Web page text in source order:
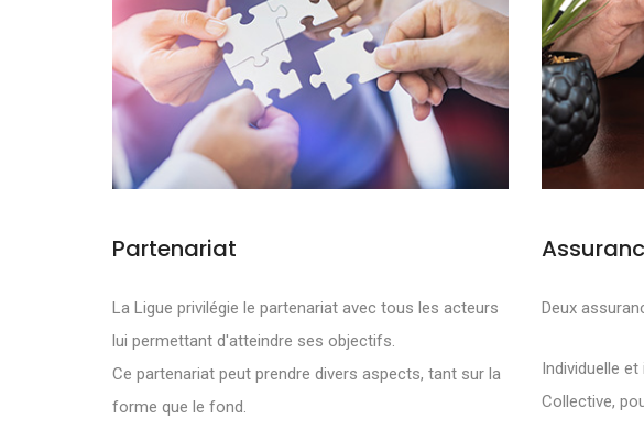
NOS OBJECTIFS
DE DEVELOPPER :
Partenariat
La Ligue privilégie le partenariat avec tous les acteurs
lui permettant d'atteindre ses objectifs.
Ce partenariat peut prendre divers aspects, tant sur la
forme que le fond.
Deux
Individuelle
Collective,